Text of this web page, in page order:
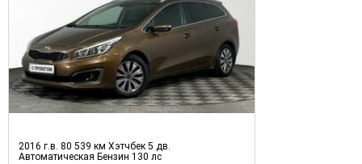
2016 г.в. 80 539 км Хэтчбек 5 дв.
Автоматическая Бензин 130 лс